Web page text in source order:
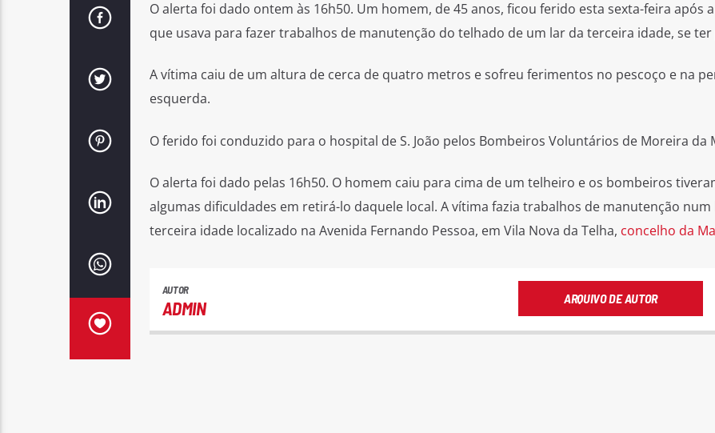
O alerta foi dado ontem às 16h50. Um homem, de 45 anos, ficou ferido esta sexta-feira após
que usava para fazer trabalhos de manutenção do telhado de um lar da terceira idade, se
A vítima caiu de um altura de cerca de quatro metros e sofreu ferimentos no pescoço e na
esquerda.
O ferido foi conduzido para o hospital de S. João pelos Bombeiros Voluntários de Moreira da
O alerta foi dado pelas 16h50. O homem caiu para cima de um telheiro e os bombeiros
algumas dificuldades em retirá-lo daquele local. A vítima fazia trabalhos de manutenção num
terceira idade localizado na Avenida Fernando Pessoa, em Vila Nova da Telha, concelho da
AUTOR
ADMIN ARQUIVO DE AUTOR